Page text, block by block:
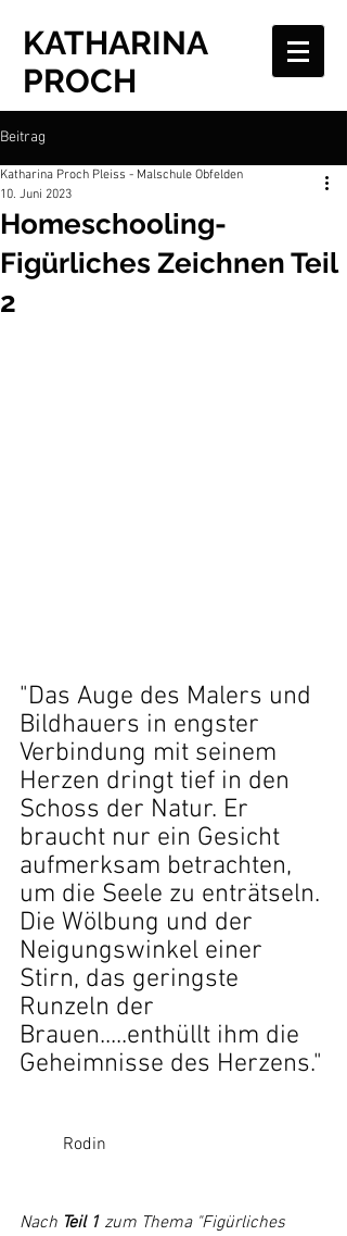
KATHARINA
PROCH
Beitrag
Homeschooling-
Figürliches Zeichnen Teil
2
Katharina Proch Pleiss - Malschule Obfelden
10. Juni 2023
"Das Auge des Malers und
Bildhauers in engster
Verbindung mit seinem
Herzen dringt tief in den
Schoss der Natur. Er
braucht nur ein Gesicht
aufmerksam betrachten,
um die Seele zu enträtseln.
Die Wölbung und der
Neigungswinkel einer
Stirn, das geringste
Runzeln der
Brauen.....enthüllt ihm die
Geheimnisse des Herzens."
	Rodin
Nach Teil 1 zum Thema "Figürliches